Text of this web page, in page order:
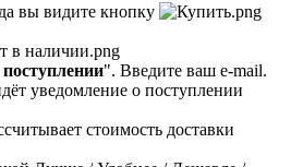
вы видите кнопку
". Введите ваш e-mail.
уведомление о поступлении
стоимость доставки